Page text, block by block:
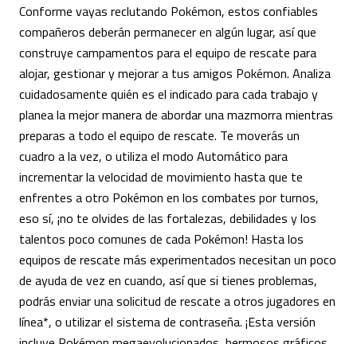
Conforme vayas reclutando Pokémon, estos confiables
compañeros deberán permanecer en algún lugar, así que
construye campamentos para el equipo de rescate para
alojar, gestionar y mejorar a tus amigos Pokémon. Analiza
cuidadosamente quién es el indicado para cada trabajo y
planea la mejor manera de abordar una mazmorra mientras
preparas a todo el equipo de rescate. Te moverás un
cuadro a la vez, o utiliza el modo Automático para
incrementar la velocidad de movimiento hasta que te
enfrentes a otro Pokémon en los combates por turnos,
eso sí, ¡no te olvides de las fortalezas, debilidades y los
talentos poco comunes de cada Pokémon! Hasta los
equipos de rescate más experimentados necesitan un poco
de ayuda de vez en cuando, así que si tienes problemas,
podrás enviar una solicitud de rescate a otros jugadores en
línea*, o utilizar el sistema de contraseña. ¡Esta versión